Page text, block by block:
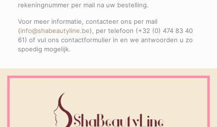
rekeningnummer per mail na uw bestelling.
Voor meer informatie, contacteer ons per mail
(info@shabeautyline.be), per telefoon (+32 (0) 474 83 40
61) of vul ons contactformulier in en we antwoorden u zo
spoedig mogelijk.